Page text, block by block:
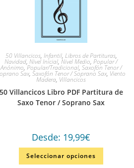
50 Villancicos, Infantil, Libros de Partituras,
Navidad,Nivel Inicial,Nivel Medio,Popular /
Anónimo,Popular/Tradicional, Saxofón Tenor /
Sax,Saxofón Tenor / Soprano Sax, Viento
Madera, Villancicos
Villancicos Libro PDF Partitura de
Saxo Tenor / Soprano Sax
Desde: 19,99€
Seleccionar opciones